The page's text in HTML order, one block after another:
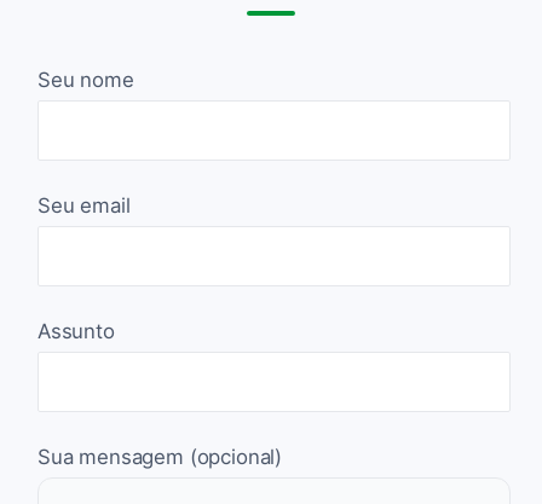
Seu nome
Seu email
Assunto
Sua mensagem (opcional)